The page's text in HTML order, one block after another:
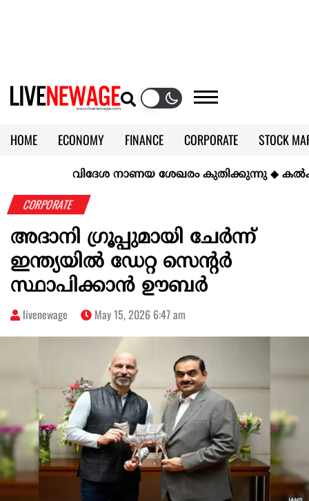
HOME ECONOMY FINANCE CORPORATE
STOCK
KERALA @70
വിദേശ നാണയ ശേഖരം കുതിക്കുന്നു◆
CORPORATE
അദാനി ഗ്രൂപ്പുമായി ചേര്‍ന്ന്
ഇന്ത്യയില്‍ ഡേറ്റ സെന്റര്‍
സ്ഥാപിക്കാന്‍ ഊബര്‍
livenewage May 15, 2026 6:47 am